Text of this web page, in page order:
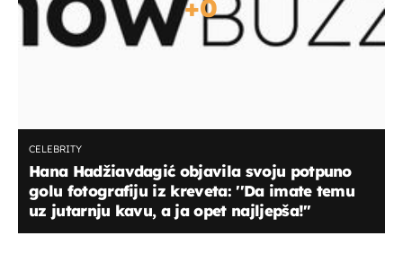
+0
CELEBRITY
Hana Hadžiavdagić objavila svoju potpuno
golu fotografiju iz kreveta: ''Da imate temu
uz jutarnju kavu, a ja opet najljepša!''